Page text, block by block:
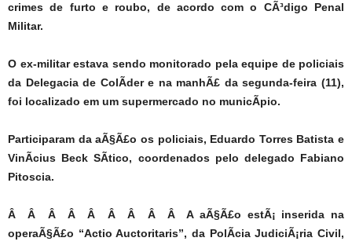
crimes de furto e roubo, de acordo com o CÃ³digo Penal
Militar.
O ex-militar estava sendo monitorado pela equipe de policiais
da Delegacia de ColÃ­der e na manhÃ£ da segunda-feira (11),
foi localizado em um supermercado no municÃ­pio.
Participaram da aÃ§Ã£o os policiais, Eduardo Torres Batista e
VinÃ­cius Beck SÃ­tico, coordenados pelo delegado Fabiano
Pitoscia.
Â Â Â Â Â Â Â Â Â A aÃ§Ã£o estÃ¡ inserida na
operaÃ§Ã£o “Actio Auctoritaris”, da PolÃ­cia JudiciÃ¡ria Civil,